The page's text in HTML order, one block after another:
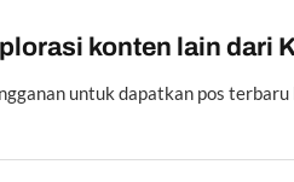
konten lain dari
untuk dapatkan pos